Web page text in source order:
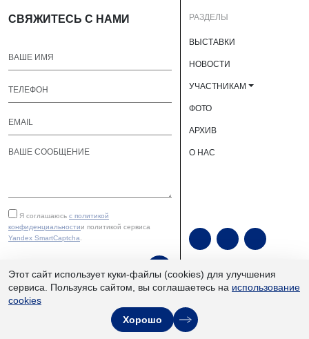
СВЯЖИТЕСЬ С НАМИ
Я соглашаюсь с политикой
конфиденциальностии политикой сервиса
Yandex SmartCaptcha
РАЗДЕЛЫ
ВЫСТАВКИ
НОВОСТИ
УЧАСТНИКАМ
ФОТО
АРХИВ
О НАС
ЮУКВЦ «Экспочел» | ©
2013–2026
Этот сайт использует куки-файлы (cookies) для улучшения
сервиса. Пользуясь сайтом, вы соглашаетесь на использование
cookies
Хорошо